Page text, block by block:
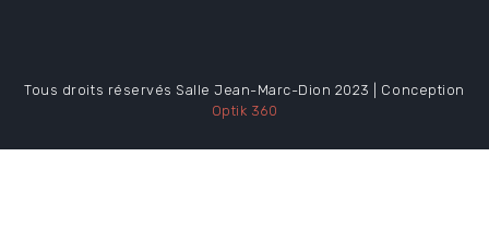
Tous droits réservés Salle Jean-Marc-Dion 2023 | Conception
Optik 360